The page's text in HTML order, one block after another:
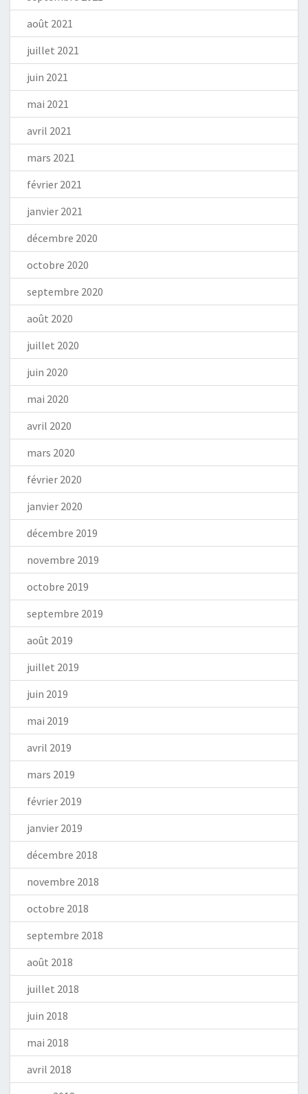
août 2021
juillet 2021
juin 2021
mai 2021
avril 2021
mars 2021
février 2021
janvier 2021
décembre 2020
octobre 2020
septembre 2020
août 2020
juillet 2020
juin 2020
mai 2020
avril 2020
mars 2020
février 2020
janvier 2020
décembre 2019
novembre 2019
octobre 2019
septembre 2019
août 2019
juillet 2019
juin 2019
mai 2019
avril 2019
mars 2019
février 2019
janvier 2019
décembre 2018
novembre 2018
octobre 2018
septembre 2018
août 2018
juillet 2018
juin 2018
mai 2018
avril 2018